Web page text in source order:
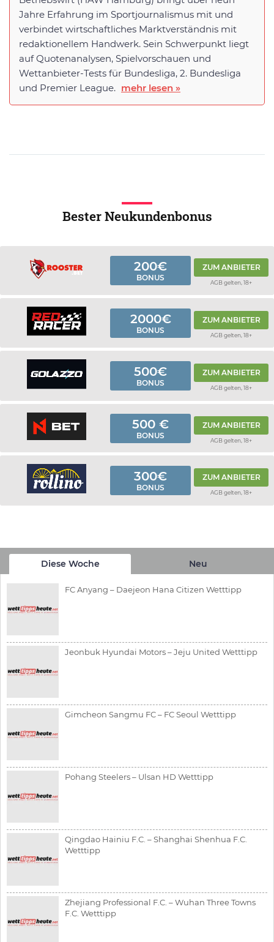
Jahre Erfahrung im Sportjournalismus mit und
verbindet wirtschaftliches Marktverständnis mit
redaktionellem Handwerk. Sein Schwerpunkt liegt
auf Quotenanalysen, Spielvorschauen und
Wettanbieter-Tests für Bundesliga, 2. Bundesliga
und Premier League. mehr lesen »
Bester Neukundenbonus
200€
BONUS
ZUM ANBIETER
AGB gelten, 18+
2000€
BONUS
ZUM ANBIETER
AGB gelten, 18+
500€
BONUS
ZUM ANBIETER
AGB gelten, 18+
500 €
BONUS
ZUM ANBIETER
AGB gelten, 18+
300€
BONUS
ZUM ANBIETER
AGB gelten, 18+
Diese Woche Neu
FC Anyang – Daejeon Hana Citizen Wetttipp
Jeonbuk Hyundai Motors – Jeju United Wetttipp
Gimcheon Sangmu FC – FC Seoul Wetttipp
Pohang Steelers – Ulsan HD Wetttipp
Qingdao Hainiu F.C. – Shanghai Shenhua F.C.
Wetttipp
Zhejiang Professional F.C. – Wuhan Three Towns
F.C. Wetttipp